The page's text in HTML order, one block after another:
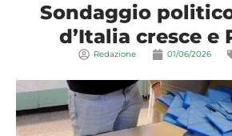
Sondaggio
d’Italia cresce e
Redazione 01/06/2026